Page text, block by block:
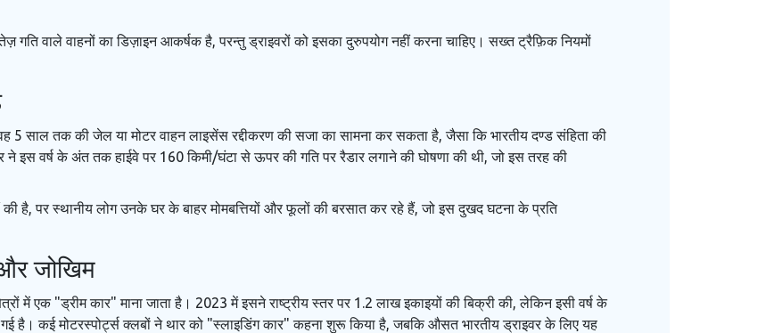
गति वाले वाहनों का डिज़ाइन आकर्षक है, परन्तु ड्राइवरों को इसका दुरुपयोग नहीं करना चाहिए। सख्त ट्रैफ़िक नियमों
5 साल तक की जेल या मोटर वाहन लाइसेंस रद्दीकरण की सजा का सामना कर सकता है, जैसा कि भारतीय दण्ड संहिता की
ने इस वर्ष के अंत तक हाईवे पर 160 किमी/घंटा से ऊपर की गति पर रैडार लगाने की घोषणा की थी, जो इस तरह की
है, पर स्थानीय लोग उनके घर के बाहर मोमबत्तियों और फूलों की बरसात कर रहे हैं, जो इस दुखद घटना के प्रति
और जोखिम
में एक "ड्रीम कार" माना जाता है। 2023 में इसने राष्ट्रीय स्तर पर 1.2 लाख इकाइयों की बिक्री की, लेकिन इसी वर्ष के
गई है। कई मोटरस्पोर्ट्स क्लबों ने थार को "स्लाइडिंग कार" कहना शुरू किया है, जबकि औसत भारतीय ड्राइवर के लिए यह